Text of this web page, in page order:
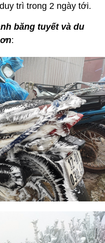
trì trong 2 ngày tới.
băng tuyết và du
: